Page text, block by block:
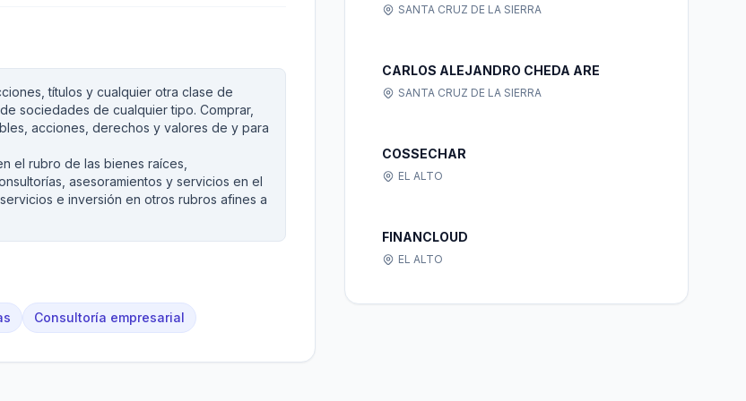
títulos y cualquier otra clase de
sociedades de cualquier tipo. Comprar,
acciones, derechos y valores de y para
el rubro de las bienes raíces,
asesoramientos y servicios en el
e inversión en otros rubros afines a
Consultoría empresarial
SANTA CRUZ DE LA SIERRA
CARLOS ALEJANDRO CHEDA ARE
SANTA CRUZ DE LA SIERRA
COSSECHAR
EL ALTO
FINANCLOUD
EL ALTO